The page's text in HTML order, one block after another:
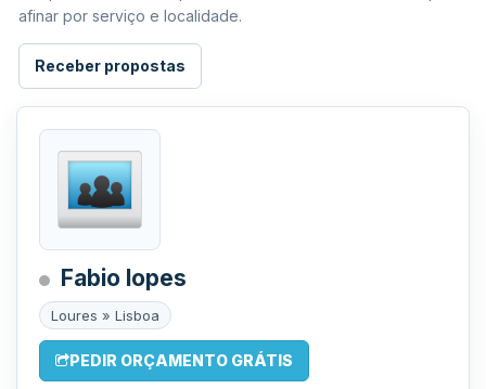
afinar por serviço e localidade.
Receber propostas
Fabio lopes
Loures » Lisboa
PEDIR ORÇAMENTO GRÁTIS